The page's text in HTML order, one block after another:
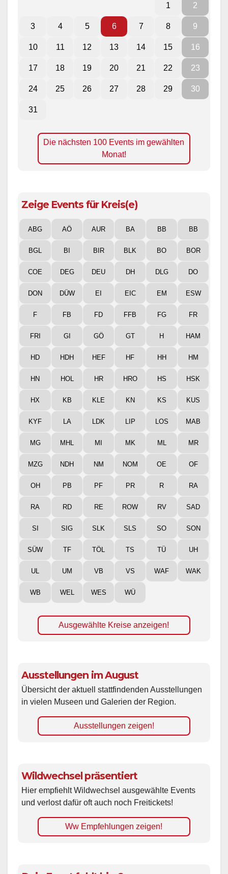
1 2
3 4 5 6 7 8 9
10 11 12 13 14 15 16
17 18 19 20 21 22 23
24 25 26 27 28 29 30
31
Die nächsten 100 Events im gewählten
Monat!
Zeige Events für Kreis(e)
ABG AÖ AUR BA BB BB
BGL BI BIR BLK BO BOR
COE DEG DEU DH DLG DO
DON DÜW EI EIC EM ESW
F FB FD FFB FG FR
FRI GI GÖ GT H HAM
HD HDH HEF HF HH HM
HN HOL HR HRO HS HSK
HX KB KLE KN KS KUS
KYF LA LDK LIP LOS MAB
MG MHL MI MK ML MR
MZG NDH NM NOM OE OF
OH PB PF PR R RA
RA RD RE ROW RV SAD
SI SIG SLK SLS SO SON
SÜW TF TÖL TS TÜ UH
UL UM VB VS WAF WAK
WB WEL WES WÜ
Ausgewählte Kreise anzeigen!
Ausstellungen im August
Übersicht der aktuell stattfindenden Ausstellungen
in vielen Museen und Galerien der Region.
Ausstellungen zeigen!
Wildwechsel präsentiert
Hier empfiehlt Wildwechsel ausgewählte Events
und verlost dafür oft auch noch Freitickets!
Ww Empfehlungen zeigen!